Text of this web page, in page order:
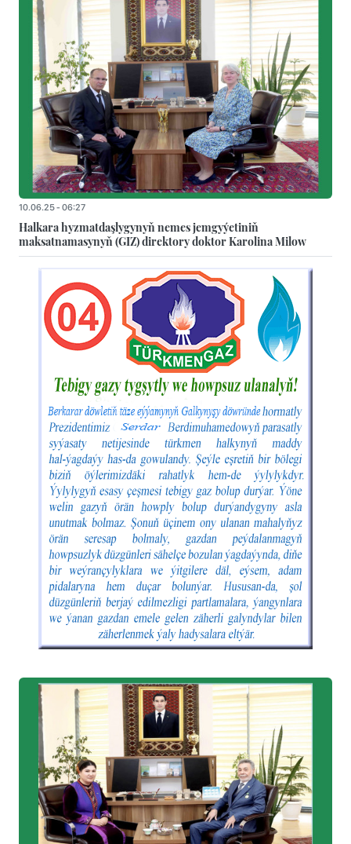
10.06.25 - 06:27
Halkara hyzmatdaşlygynyň nemes jemgyýetiniň
maksatnamasynyň (GIZ) direktory doktor Karolina Milow